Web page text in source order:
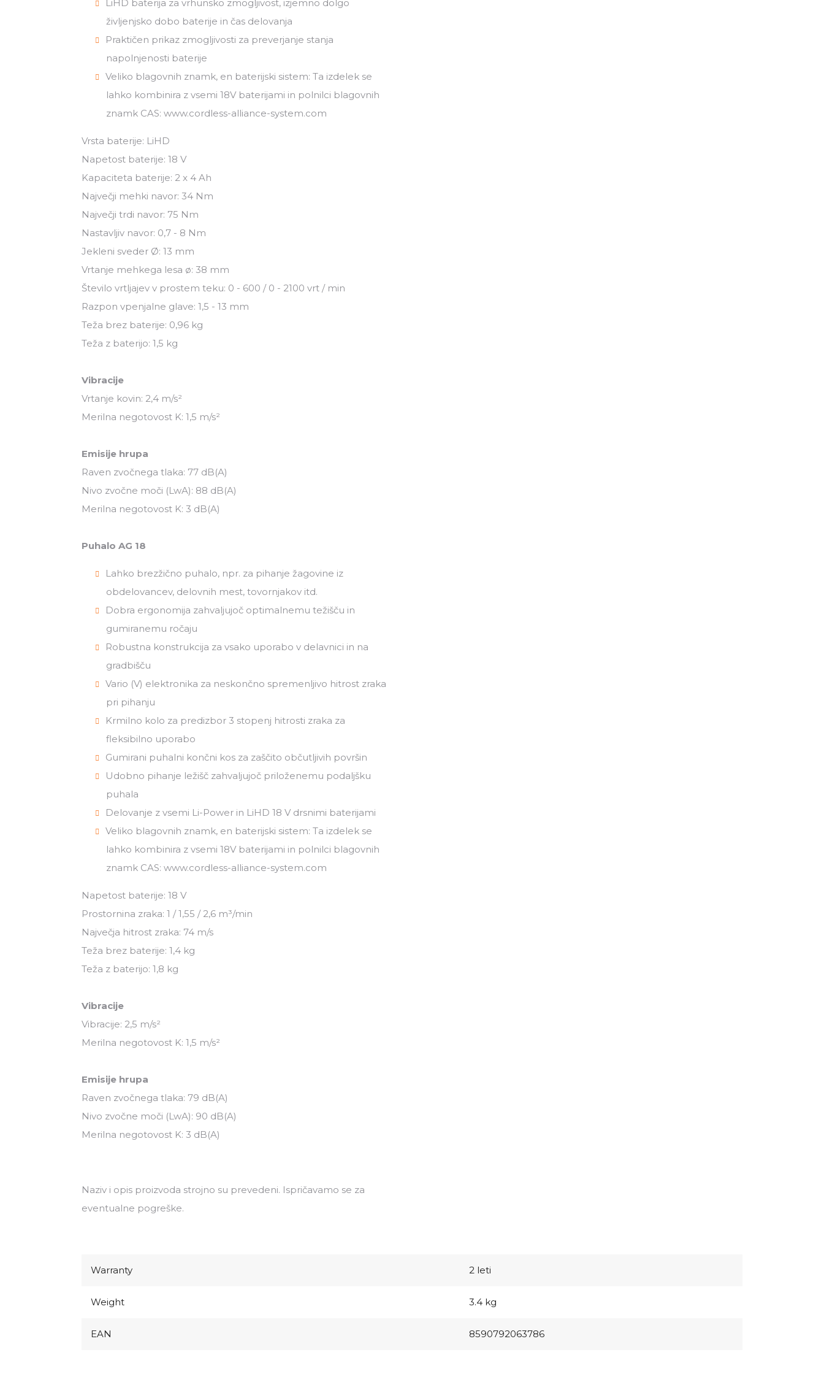
LiHD baterija za vrhunsko zmogljivost, izjemno dolgo
življenjsko dobo baterije in čas delovanja
Praktičen prikaz zmogljivosti za preverjanje stanja
napolnjenosti baterije
Veliko blagovnih znamk, en baterijski sistem: Ta izdelek se
lahko kombinira z vsemi 18V baterijami in polnilci blagovnih
znamk CAS: www.cordless-alliance-system.com
Vrsta baterije: LiHD
Napetost baterije: 18 V
Kapaciteta baterije: 2 x 4 Ah
Največji mehki navor: 34 Nm
Največji trdi navor: 75 Nm
Nastavljiv navor: 0,7 - 8 Nm
Jekleni sveder Ø: 13 mm
Vrtanje mehkega lesa ø: 38 mm
Število vrtljajev v prostem teku: 0 - 600 / 0 - 2100 vrt / min
Razpon vpenjalne glave: 1,5 - 13 mm
Teža brez baterije: 0,96 kg
Teža z baterijo: 1,5 kg
Vibracije
Vrtanje kovin: 2,4 m/s²
Merilna negotovost K: 1,5 m/s²
Emisije hrupa
Raven zvočnega tlaka: 77 dB(A)
Nivo zvočne moči (LwA): 88 dB(A)
Merilna negotovost K: 3 dB(A)
Puhalo AG 18
Lahko brezžično puhalo, npr. za pihanje žagovine iz
obdelovancev, delovnih mest, tovornjakov itd.
Dobra ergonomija zahvaljujoč optimalnemu težišču in
gumiranemu ročaju
Robustna konstrukcija za vsako uporabo v delavnici in na
gradbišču
Vario (V) elektronika za neskončno spremenljivo hitrost zraka
pri pihanju
Krmilno kolo za predizbor 3 stopenj hitrosti zraka za
fleksibilno uporabo
Gumirani puhalni končni kos za zaščito občutljivih površin
Udobno pihanje ležišč zahvaljujoč priloženemu podaljšku
puhala
Delovanje z vsemi Li-Power in LiHD 18 V drsnimi baterijami
Veliko blagovnih znamk, en baterijski sistem: Ta izdelek se
lahko kombinira z vsemi 18V baterijami in polnilci blagovnih
znamk CAS: www.cordless-alliance-system.com
Napetost baterije: 18 V
Prostornina zraka: 1 / 1,55 / 2,6 m³/min
Največja hitrost zraka: 74 m/s
Teža brez baterije: 1,4 kg
Teža z baterijo: 1,8 kg
Vibracije
Vibracije: 2,5 m/s²
Merilna negotovost K: 1,5 m/s²
Emisije hrupa
Raven zvočnega tlaka: 79 dB(A)
Nivo zvočne moči (LwA): 90 dB(A)
Merilna negotovost K: 3 dB(A)
Naziv i opis proizvoda strojno su prevedeni. Ispričavamo se za
eventualne pogreške.
Warranty 2 leti
Weight 3.4 kg
EAN 8590792063786